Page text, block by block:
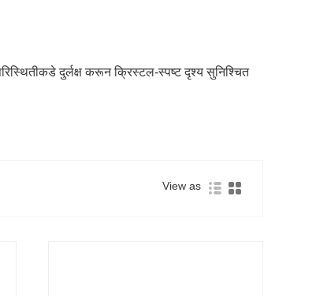
दुर्लक्ष करून क्रिस्टल-स्पष्ट दृश्य सुनिश्चित
View as